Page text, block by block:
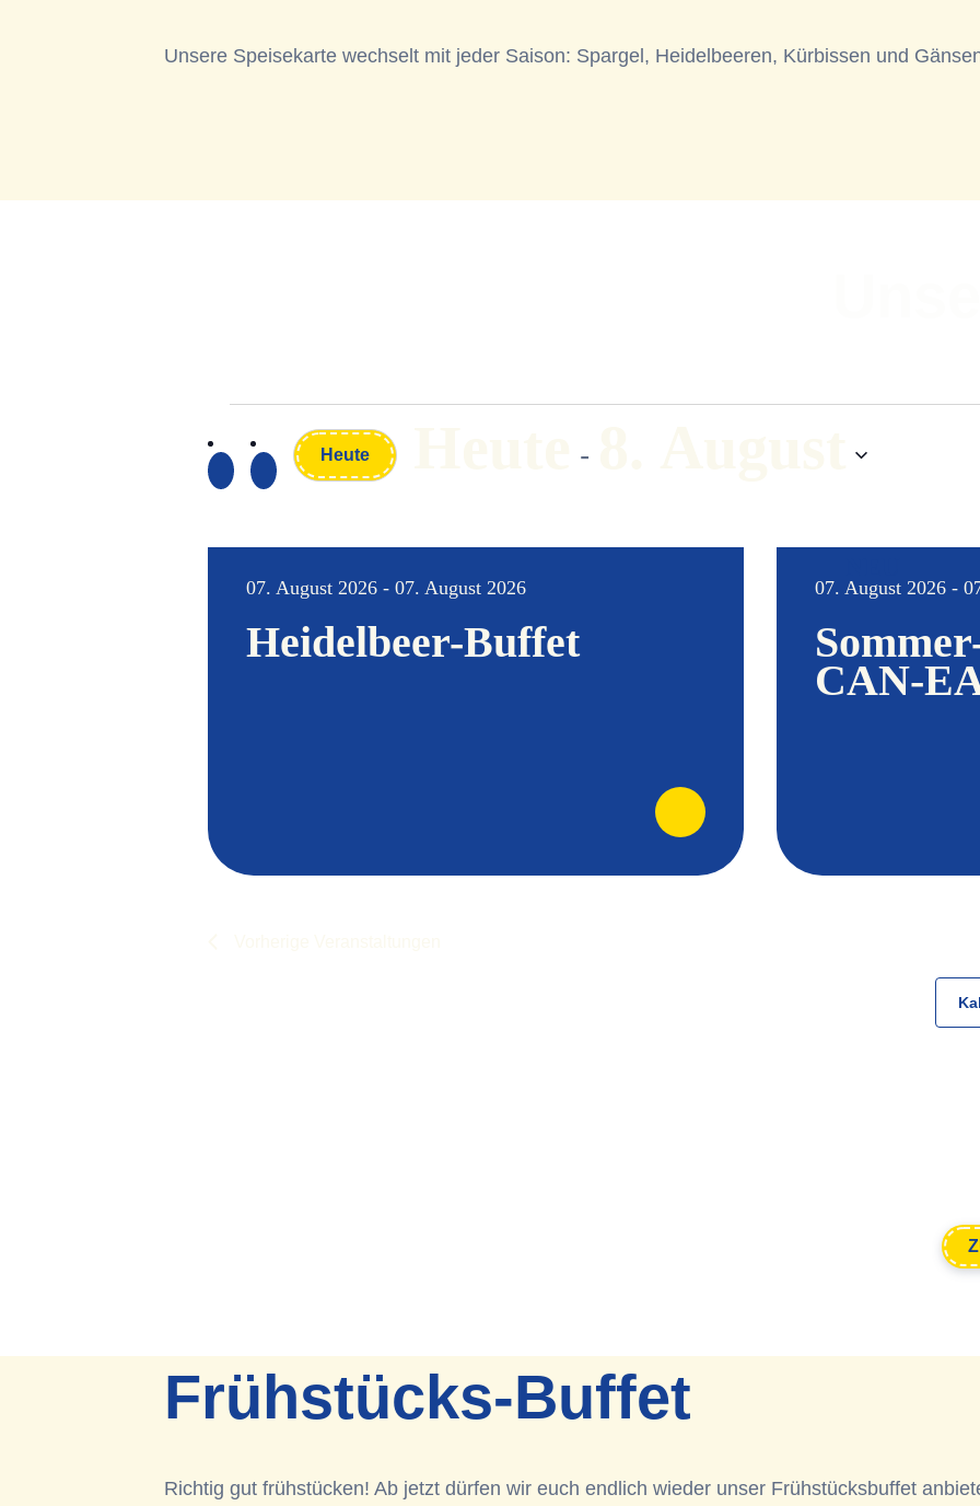
Unsere Speisekarte wechselt mit jeder Saison: Spargel, Heidelbeeren, Kürbissen und
Heute -
07. August 2026 - 07. August 2026
Heidelbeer-Buffet
07. August 2026 -
CAN-
Frühstücks-Buffet
Richtig gut frühstücken! Ab jetzt dürfen wir euch endlich wieder unser Frühstücksbuffet